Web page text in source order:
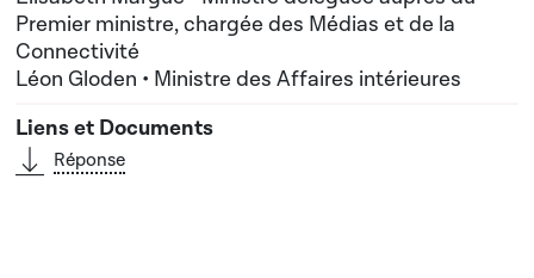
Premier ministre, chargée des Médias et de la
Connectivité
Léon Gloden • Ministre des Affaires intérieures
Réponse